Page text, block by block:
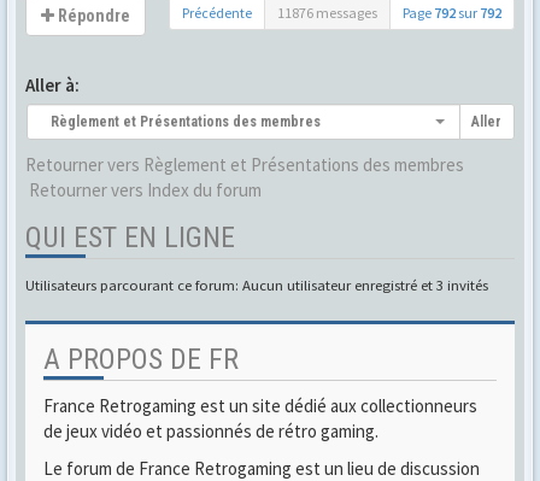
Répondre Précédente 11876 messages Page 792 sur 792
Aller à:
Règlement et Présentations des membres Aller
Retourner vers Règlement et Présentations des membres
Retourner vers Index du forum
QUI EST EN LIGNE
Utilisateurs parcourant ce forum: Aucun utilisateur enregistré et 3 invités
A PROPOS DE FR
France Retrogaming est un site dédié aux collectionneurs
de jeux vidéo et passionnés de rétro gaming.
Le forum de France Retrogaming est un lieu de discussion